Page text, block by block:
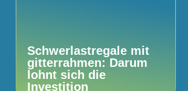
Schwerlastregale mit
gitterrahmen: Darum
lohnt sich die
Investition